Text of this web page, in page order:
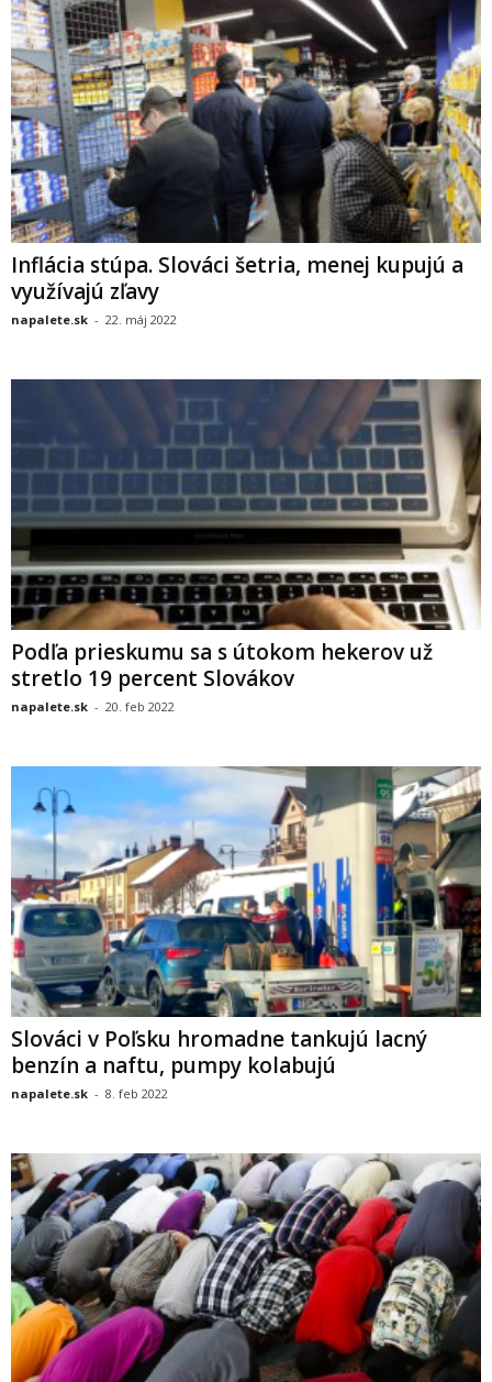
Inflácia stúpa. Slováci šetria, menej kupujú a
využívajú zľavy
napalete.sk - 22. máj 2022
Podľa prieskumu sa s útokom hekerov už
stretlo 19 percent Slovákov
napalete.sk - 20. feb 2022
Slováci v Poľsku hromadne tankujú lacný
benzín a naftu, pumpy kolabujú
napalete.sk - 8. feb 2022